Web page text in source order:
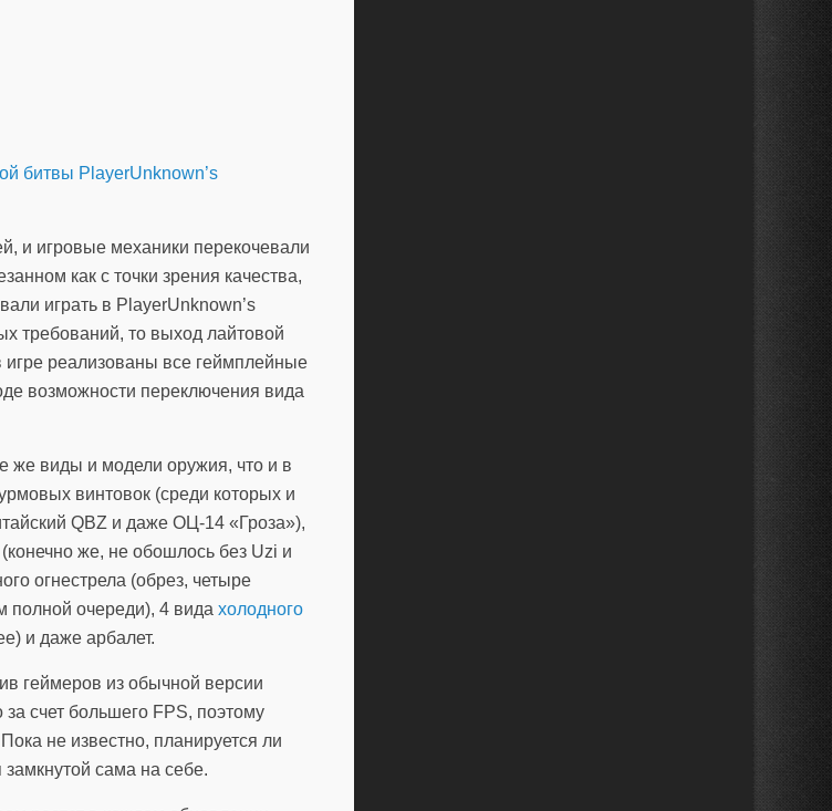
битвы PlayerUnknown’s
и игровые механики перекочевали
как с точки зрения качества,
играть в PlayerUnknown’s
требований, то выход лайтовой
реализованы все геймплейные
возможности переключения вида
же виды и модели оружия, что и в
винтовок (среди которых и
QBZ и даже ОЦ-14 «Гроза»),
же, не обошлось без Uzi и
огнестрела (обрез, четыре
полной очереди), 4 вида холодного
и даже арбалет.
геймеров из обычной версии
счет большего FPS, поэтому
не известно, планируется ли
замкнутой сама на себе.